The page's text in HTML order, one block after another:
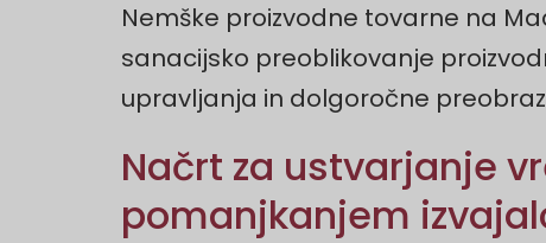
Nemške proizvodne tovarne na
sanacijsko preoblikovanje
upravljanja in dolgoročne
Načrt za ustvarjanje
pomanjkanjem